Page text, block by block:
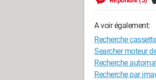
A voir également:
Recherche
Searcher moteur
Recherche
Recherche par